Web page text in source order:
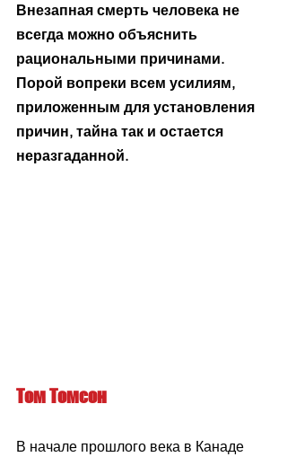
Внезапная смерть человека не
всегда можно объяснить
рациональными причинами.
Порой вопреки всем усилиям,
приложенным для установления
причин, тайна так и остается
неразгаданной.
Том Томсон
В начале прошлого века в Канаде